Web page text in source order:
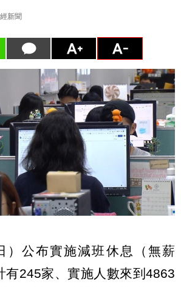
新聞
）公布實施減班休息（無薪
有245家、實施人數來到4863